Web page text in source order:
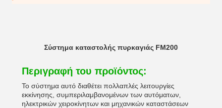
Σύστημα καταστολής πυρκαγιάς FM200
Περιγραφή του προϊόντος:
Το σύστημα αυτό διαθέτει πολλαπλές λειτουργίες
εκκίνησης, συμπεριλαμβανομένων των αυτόματων,
ηλεκτρικών χειροκίνητων και μηχανικών καταστάσεων